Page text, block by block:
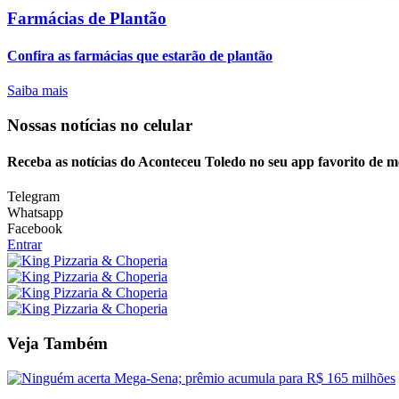
Farmácias de Plantão
Confira as farmácias que estarão de plantão
Saiba mais
Nossas notícias no celular
Receba as notícias do Aconteceu Toledo no seu app favorito de
Telegram
Whatsapp
Facebook
Entrar
Veja Também